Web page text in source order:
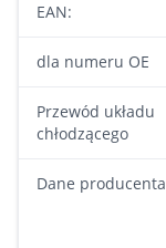
EAN:
dla numeru OE
Przewód układu
chłodzącego
Dane producenta